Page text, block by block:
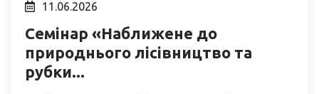
11.06.2026
Семінар «Наближене до
природнього лісівництво та
рубки...